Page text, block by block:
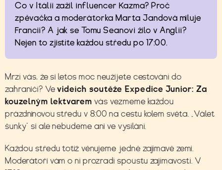
Co v Itálii zažil influencer Kazma? Proč
zpěvačka a moderátorka Marta Jandová miluje
Francii? A jak se Tomu Seanovi žilo v Anglii?
Nejen to zjistíte každou středu po 17:00.
Mrzí vás, že si letos moc neužijete cestování do
zahraničí? Vevideích soutěže Expedice Junior: Za
kouzelným lektvarem vás vezmeme každou
prázdninovou středu v 8:00 na cestu kolem světa. „Válet
šunky“ si ale nebudeme ani ve vysílání.
Každou středu totiž věnujeme jedné zajímavé zemi.
Moderátoři vám o ní prozradí spoustu zajímavostí. V